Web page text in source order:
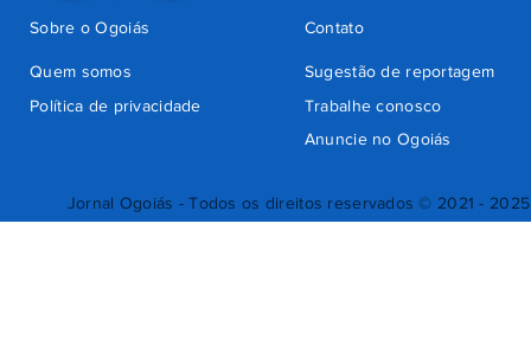
Jornal Ogoiás - Todos os direitos reservados © 2021 - 2025
Quem somos
Sugestão de reportagem
Trabalhe conosco
Política de privacidade
Anuncie no Ogoiás
Contato
Sobre o Ogoiás